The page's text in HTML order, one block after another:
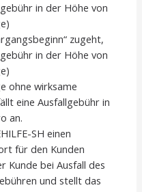
in der Höhe von
zugeht,
in der Höhe von
ohne wirksame
eine Ausfallgebühr in
an.
SH einen
für den Kunden
bei Ausfall des
und stellt das